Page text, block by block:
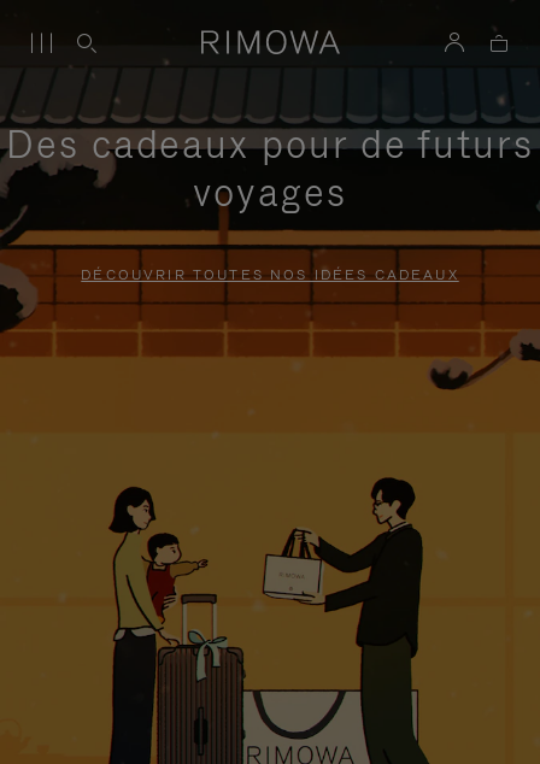
Des cadeaux pour de futurs
voyages
DÉCOUVRIR TOUTES NOS IDÉES CADEAUX